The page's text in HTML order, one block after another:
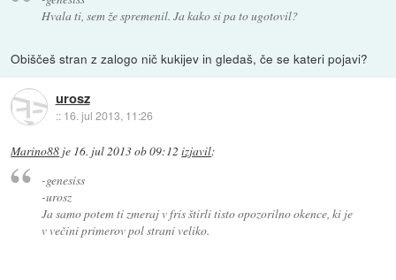
Hvala ti, sem že spremenil. Ja kako si pa to ugotovil?
Obiščeš stran z zalogo nič kukijev in gledaš, če se kateri pojavi?
urosz
:: 16. jul 2013, 11:26
Marino88 je 16. jul 2013 ob 09:12 izjavil:
-genesiss
-urosz
Ja samo potem ti zmeraj v fris štirli tisto opozorilno okence, ki je
v večini primerov pol strani veliko.